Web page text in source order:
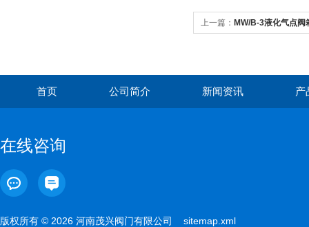
上一篇： MW/B-3液化气点阀
首页 公司简介 新闻资讯 产
在线咨询
版权所有 © 2026 河南茂兴阀门有限公司 sitemap.xml